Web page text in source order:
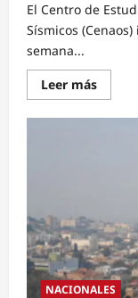
El Centro de
Sísmicos
semana...
Leer másRead
more
Una
en
gran
parte
del
país
NACIONALES